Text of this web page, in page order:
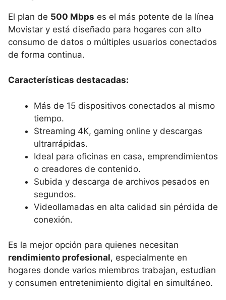
El plan de 500 Mbps es el más potente de la línea
Movistar y está diseñado para hogares con alto
consumo de datos o múltiples usuarios conectados
de forma continua.
Características destacadas:
Más de 15 dispositivos conectados al mismo
tiempo.
Streaming 4K, gaming online y descargas
ultrarrápidas.
Ideal para oficinas en casa, emprendimientos
o creadores de contenido.
Subida y descarga de archivos pesados en
segundos.
Videollamadas en alta calidad sin pérdida de
conexión.
Es la mejor opción para quienes necesitan
rendimiento profesional, especialmente en
hogares donde varios miembros trabajan, estudian
y consumen entretenimiento digital en simultáneo.